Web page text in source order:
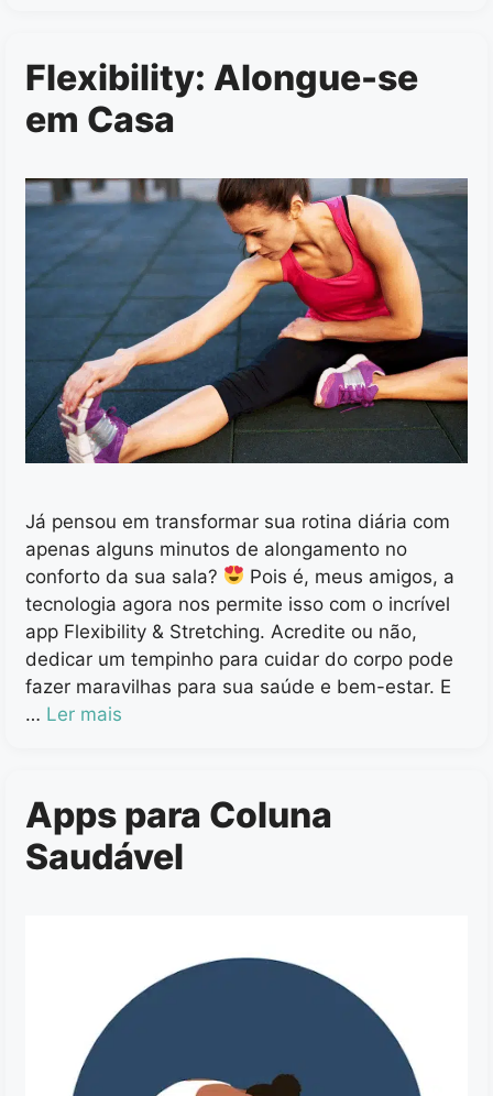
Flexibility: Alongue-se
em Casa
Já pensou em transformar sua rotina diária com
apenas alguns minutos de alongamento no
conforto da sua sala?
Pois é, meus amigos, a
tecnologia agora nos permite isso com o incrível
app Flexibility & Stretching. Acredite ou não,
dedicar um tempinho para cuidar do corpo pode
fazer maravilhas para sua saúde e bem-estar. E
… Ler mais
Apps para Coluna
Saudável